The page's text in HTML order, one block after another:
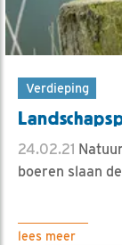
Verdieping
24.02.21
boeren slaan
lees meer